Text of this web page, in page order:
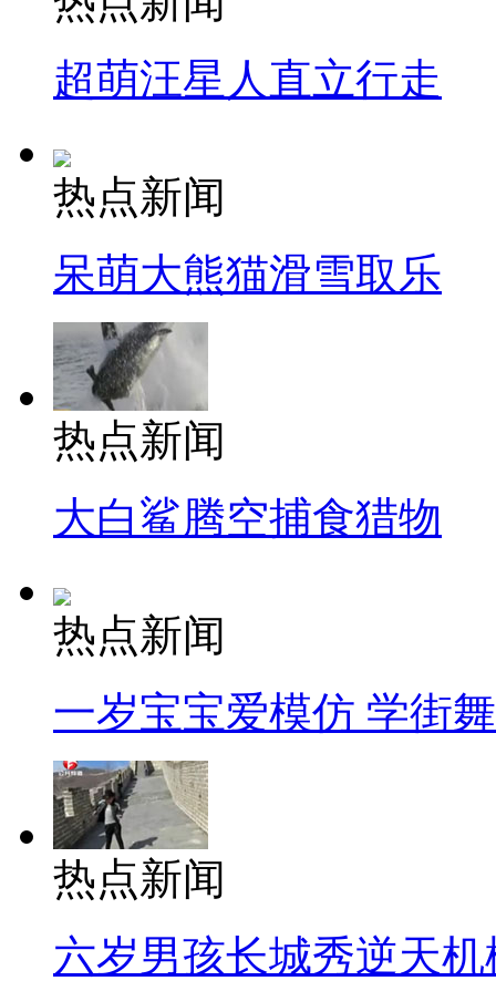
超萌汪星人直立行走
热点新闻
呆萌大熊猫滑雪取乐
热点新闻
大白鲨腾空捕食猎物
热点新闻
一岁宝宝爱模仿 学街
热点新闻
六岁男孩长城秀逆天机